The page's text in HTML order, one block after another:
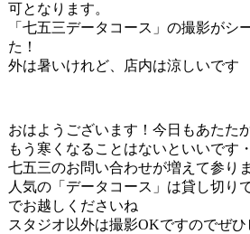
可となります。
「七五三データコース」の撮影がシ
た！
外は暑いけれど、店内は涼しいです
おはようございます！今日もあたた
もう寒くなることはないといいです
七五三のお問い合わせが増えて参り
人気の「データコース」は貸し切り
でお越しくださいね
スタジオ以外は撮影OKですのでぜ